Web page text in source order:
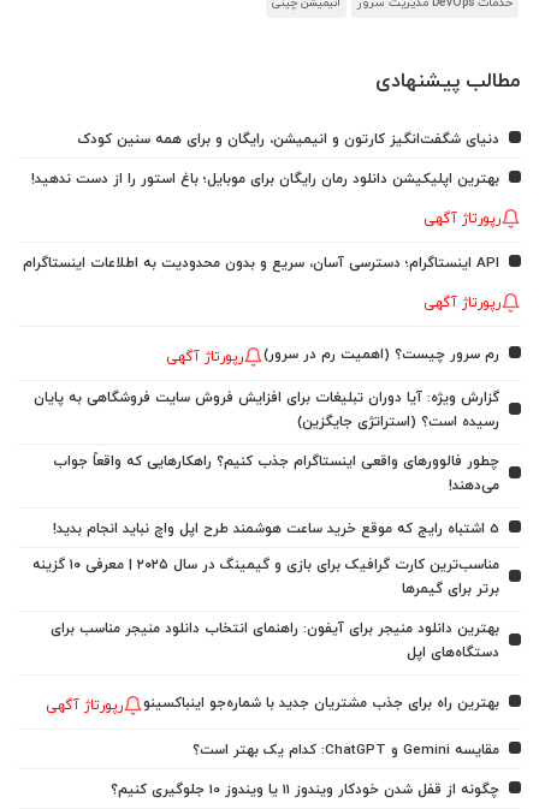
مطالب پیشنهادی
دنیای شگفت‌انگیز کارتون و انیمیشن، رایگان و برای همه سنین کودک
بهترین اپلیکیشن دانلود رمان رایگان برای موبایل؛ باغ استور را از دست ندهید!
رپورتاژ آگهی
API اینستاگرام؛ دسترسی آسان، سریع و بدون محدودیت به اطلاعات اینستاگرام
رپورتاژ آگهی
رم سرور چیست؟ (اهمیت رم در سرور) رپورتاژ آگهی
گزارش ویژه: آیا دوران تبلیغات برای افزایش فروش سایت فروشگاهی به پایان
رسیده است؟ (استراتژی جایگزین)
چطور فالوورهای واقعی اینستاگرام جذب کنیم؟ راهکارهایی که واقعاً جواب
می‌دهند!
5 اشتباه رایج که موقع خرید ساعت هوشمند طرح اپل واچ نباید انجام بدید!
مناسب‌ترین کارت گرافیک برای بازی و گیمینگ در سال ۲۰۲۵ | معرفی ۱۰ گزینه
برتر برای گیمرها
بهترین دانلود منیجر برای آیفون: راهنمای انتخاب دانلود منیجر مناسب برای
دستگاه‌های اپل
بهترین راه برای جذب مشتریان جدید با شماره‌جو اینباکسینو رپورتاژ آگهی
مقایسه Gemini و ChatGPT: کدام یک بهتر است؟
چگونه از قفل شدن خودکار ویندوز 11 یا ویندوز 10 جلوگیری کنیم؟